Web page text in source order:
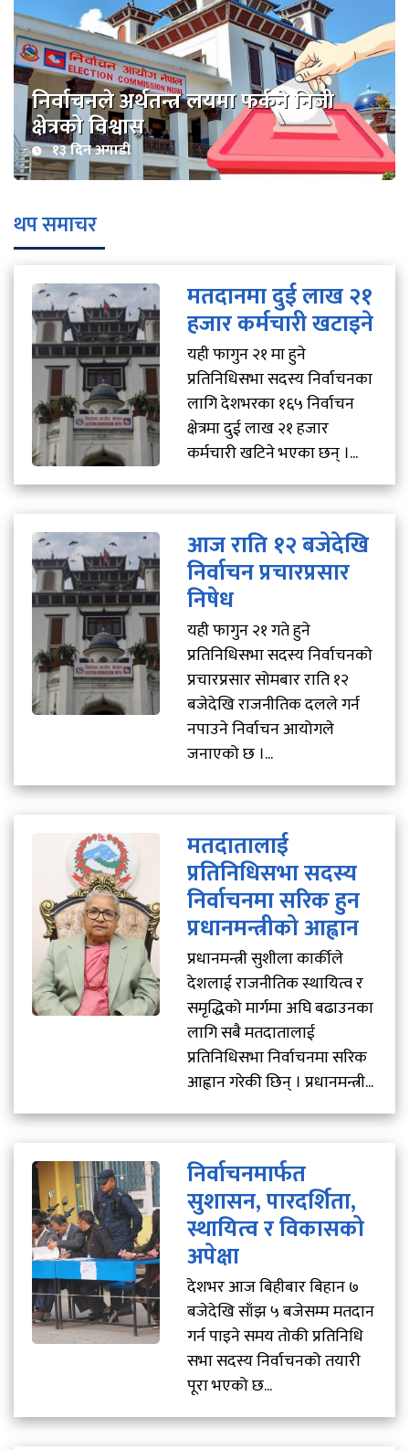
निर्वाचनले अर्थतन्त्र लयमा फर्कने निजी
क्षेत्रको विश्वास
१३ दिन अगाडी
थप समाचर
मतदानमा दुई लाख २१
हजार कर्मचारी खटाइने
यही फागुन २१ मा हुने
प्रतिनिधिसभा सदस्य निर्वाचनका
लागि देशभरका १६५ निर्वाचन
क्षेत्रमा दुई लाख २१ हजार
कर्मचारी खटिने भएका छन् ।...
आज राति १२ बजेदेखि
निर्वाचन प्रचारप्रसार
निषेध
यही फागुन २१ गते हुने
प्रतिनिधिसभा सदस्य निर्वाचनको
प्रचारप्रसार सोमबार राति १२
बजेदेखि राजनीतिक दलले गर्न
नपाउने निर्वाचन आयोगले
जनाएको छ ।...
मतदातालाई
प्रतिनिधिसभा सदस्य
निर्वाचनमा सरिक हुन
प्रधानमन्त्रीको आह्वान
प्रधानमन्त्री सुशीला कार्कीले
देशलाई राजनीतिक स्थायित्व र
समृद्धिको मार्गमा अघि बढाउनका
लागि सबै मतदातालाई
प्रतिनिधिसभा निर्वाचनमा सरिक
आह्वान गरेकी छिन् । प्रधानमन्त्री...
निर्वाचनमार्फत
सुशासन, पारदर्शिता,
स्थायित्व र विकासको
अपेक्षा
देशभर आज बिहीबार बिहान ७
बजेदेखि साँझ ५ बजेसम्म मतदान
गर्न पाइने समय तोकी प्रतिनिधि
सभा सदस्य निर्वाचनको तयारी
पूरा भएको छ...